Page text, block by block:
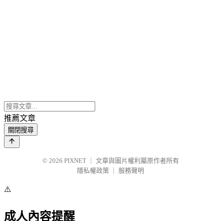
推薦文章
關閉搜尋
© 2026 PIXNET
文章與圖片權利屬原作者所有
隱私權政策
服務聲明
⚠️
成人內容提醒